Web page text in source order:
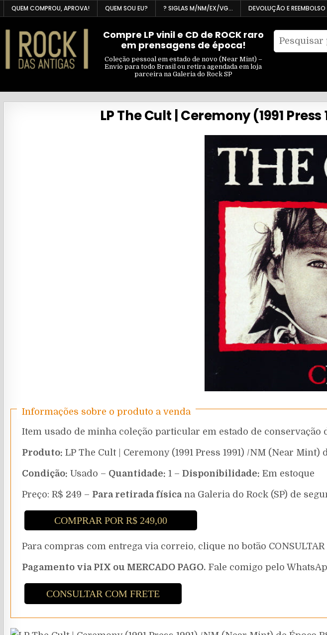
Skip
to
content
QUEM COMPROU, APROVA! QUEM SOU EU? ? SIGLAS M/NM/EX/VG… DEVOLUÇÃO E REEMBOLSO
Compre LP vinil e CD de ROCK raro
em prensagens de época!
Coleção pessoal em estado de novo (Near Mint) –
Envio para todo Brasil ou retira agendada em loja
parceira na Galeria do Rock SP
Pesquisar
Filtrar
LP The Cult | Ceremony (1991
Informações sobre o produto a venda
Item usado de minha coleção particular em estado de conservação
Produto: LP The Cult | Ceremony (1991 Press 1991) /NM (Near Mint)
Condição: Usado – Quantidade: 1 – Disponibilidade: Em estoque
Preço: R$ 249 – Para retirada físicana Galeria do Rock (SP) de
COMPRAR POR R$ 249,00
Para compras com entrega via correio, clique no botão CONSULTAR
Pagamento via PIX ou MERCADO PAGO.Fale comigo pelo
CONSULTAR COM FRETE